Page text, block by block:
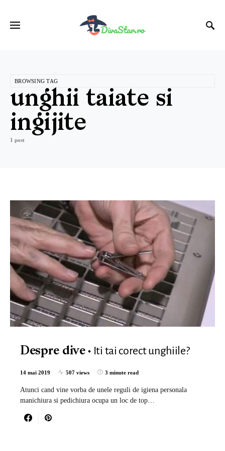
BROWSING TAG
unghii taiate si
ingijite
1 post
Despre dive Iti tai corect unghiile?
14 mai 2019 507 views 3 minute read
Atunci cand vine vorba de unele reguli de igiena personala
manichiura si pedichiura ocupa un loc de top…